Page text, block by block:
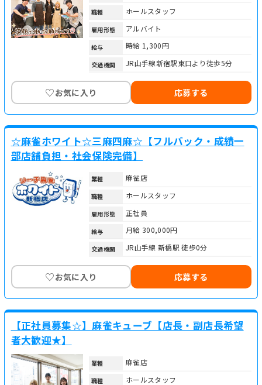
職種 ホールスタッフ
雇用形態 アルバイト
給与 時給 1,300円
交通機関 JR山手線新宿駅東口より徒歩5分
♡お気に入り 応募する
☆麻雀ホワイト☆三麻四麻☆【フルバック・成績一
部店舗負担・社会保険完備】
業種 麻雀店
職種 ホールスタッフ
雇用形態 正社員
給与 月給 300,000円
交通機関 JR山手線 新橋駅 徒歩0分
♡お気に入り 応募する
【正社員募集☆】麻雀キューブ【店長・副店長希望
者大歓迎★】
業種 麻雀店
職種 ホールスタッフ